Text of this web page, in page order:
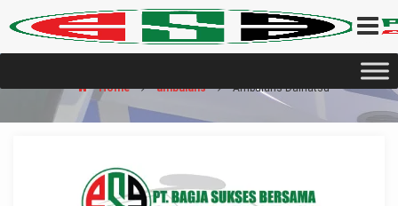
Home ambulans Ambulans Daihatsu